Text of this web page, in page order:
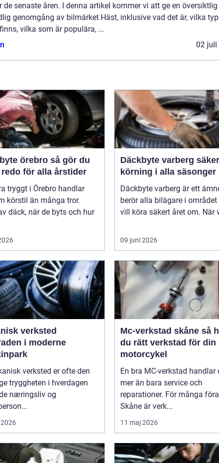
de senaste åren. I denna artikel kommer vi att ge en
genomgång av bilmärket Häst, inklusive vad det är, vilka
vilka som är populära, ...
02 juli
örebro så gör du
för alla årstider
tryggt i Örebro handlar
körstil än många tror.
däck, när de byts och hur
Däckbyte varberg säker
körning i alla säsonger
Däckbyte varberg är ett
berör alla bilägare i
vill köra säkert året om. När
09 juni 2026
verksted
i moderne
verksted er ofte den
tryggheten i hverdagen
næringsliv og
Mc-verkstad skåne så hittar
du rätt verkstad för din
motorcykel
En bra MC-verkstad handlar
mer än bara service och
reparationer. För många
Skåne är verk...
11 maj 2026